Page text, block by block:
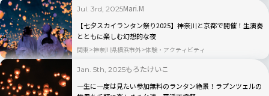
Jul. 3rd, 2025Mari.M
【七夕スカイランタン祭り2025】神奈川と京都で開催！生演奏
とともに楽しむ幻想的な夜
関東 神奈川県横浜市外 体験・アクティビティ
Jan. 5th, 2025もろたけいこ
一生に一度は見たい参加無料のランタン絶景！ラプンツェルの